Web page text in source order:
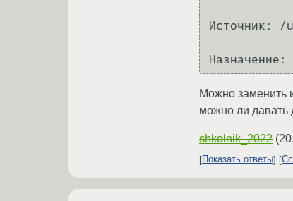
Источник:
Можно заменить
можно ли давать
shkolnik_2022 (
Показать ответы